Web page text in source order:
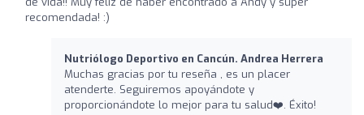
recomendada! :)
Nutriólogo Deportivo en Cancún. Andrea Herrera
Muchas gracias por tu reseña , es un placer
atenderte. Seguiremos apoyándote y
proporcionándote lo mejor para tu salud❤️‍. Éxito!